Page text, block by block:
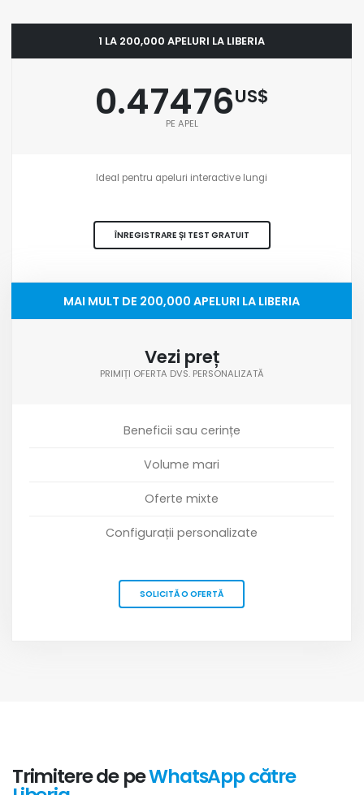
1 LA 200,000 APELURI LA LIBERIA
0.47476US$
PE APEL
Ideal pentru apeluri interactive lungi
ÎNREGISTRARE ȘI TEST GRATUIT
MAI MULT DE 200,000 APELURI LA LIBERIA
Vezi preț
PRIMIȚI OFERTA DVS. PERSONALIZATĂ
Beneficii sau cerințe
Volume mari
Oferte mixte
Configurații personalizate
SOLICITĂ O OFERTĂ
Trimitere de peWhatsApp către